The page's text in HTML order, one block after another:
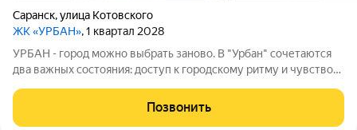
Саранск,улица Котовского
ЖК «УРБАН», 1 квартал 2028
УРБАН - город можно выбрать заново. В "Урбан" сочетаются
два важных состояния: доступ к городскому ритму и чувство
удобная городская база: понятные маршруты, близость
инфраструктуры,
Позвонить